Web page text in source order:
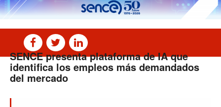
SENCE presenta plataforma de IA que
identifica los empleos más demandados
del mercado